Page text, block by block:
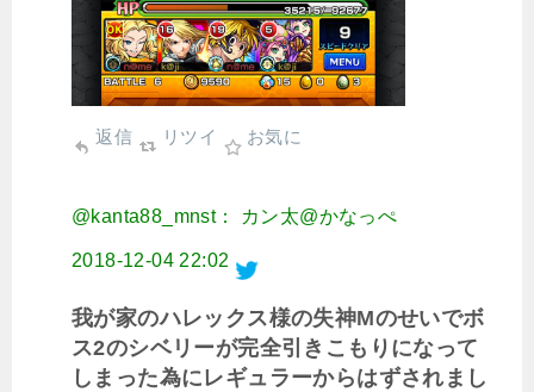
返信 リツイ お気に
@kanta88_mnst： カン太@かなっぺ
2018-12-04 22:02
我が家のハレックス様の失神Mのせいでボ
ス2のシベリーが完全引きこもりになって
しまった為にレギュラーからはずされまし